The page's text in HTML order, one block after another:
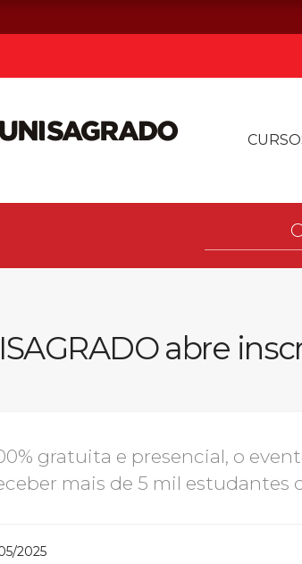
abre
gratuita e presencial, o
mais de 5 mil estudantes
2025